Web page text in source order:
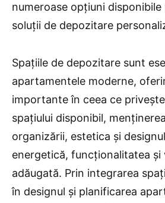
numeroase opțiuni
soluții de depozitare
Spațiile de depozitare sunt
apartamentele moderne,
importante în ceea ce
spațiului disponibil,
organizării, estetica și
energetică, funcționalitatea și
adăugată. Prin integrarea
în designul și planificarea